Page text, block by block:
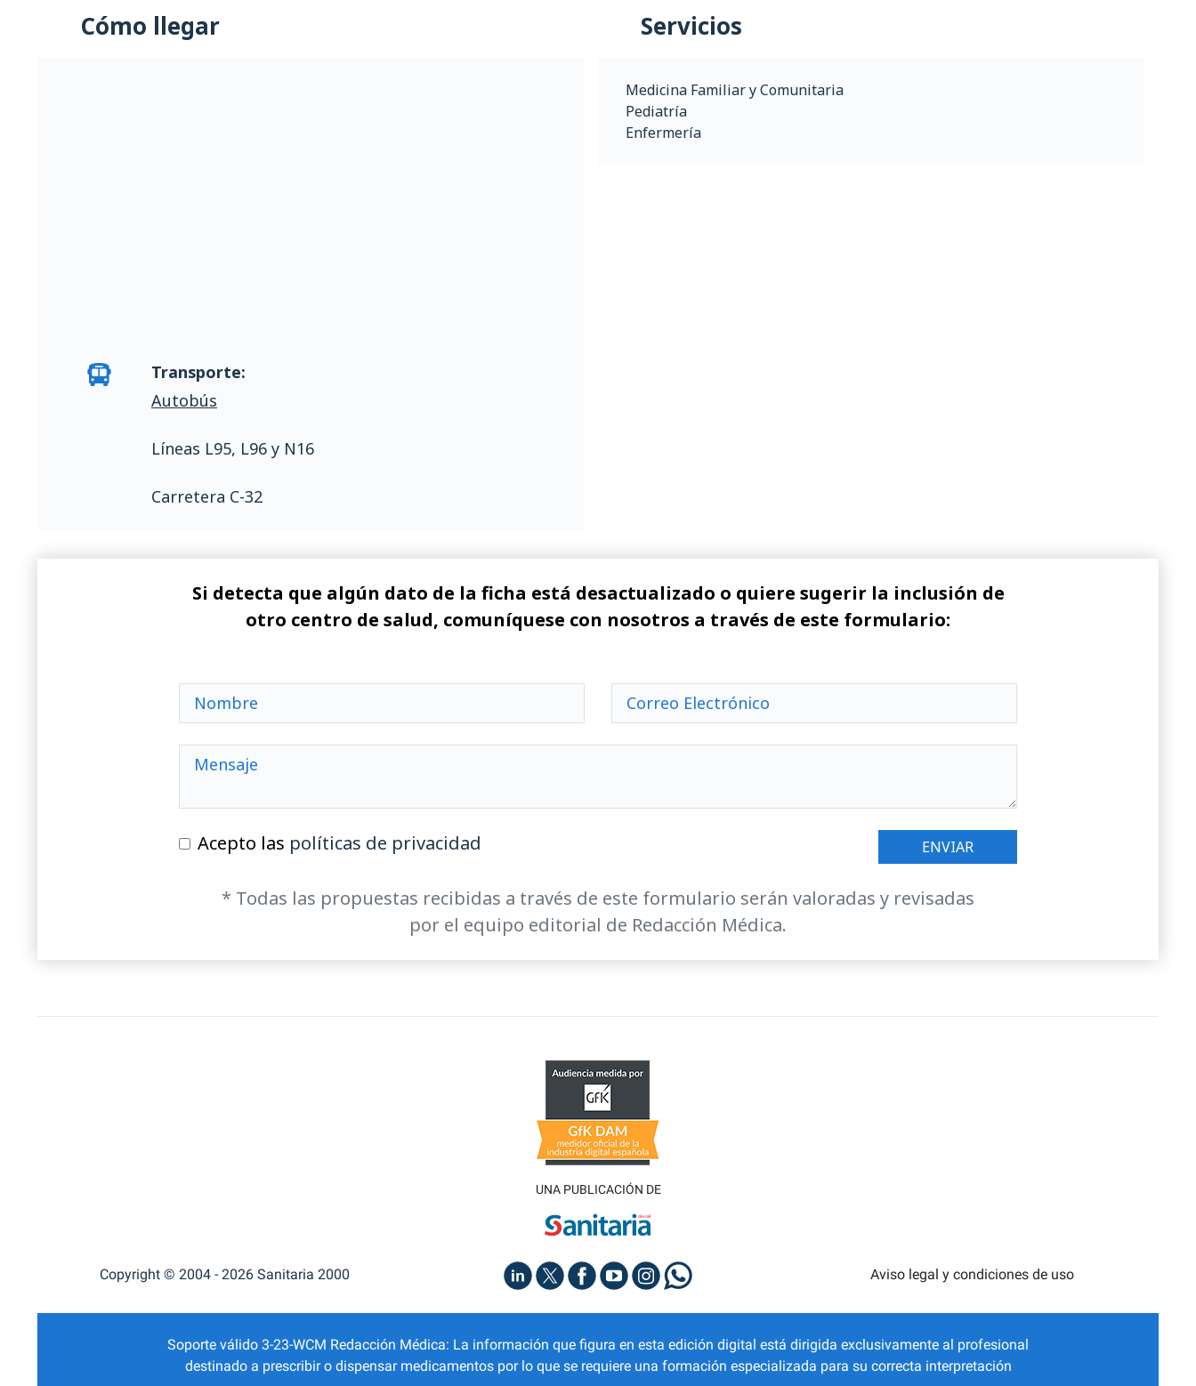
Cómo llegar
Transporte:
Autobús
Líneas L95, L96 y N16
Carretera C-32
Servicios
Medicina Familiar y Comunitaria
Pediatría
Enfermería
Si detecta que algún dato de la ficha está desactualizado o quiere sugerir la inclusión de
otro centro de salud, comuníquese con nosotros a través de este formulario:
Acepto las políticas de privacidad
* Todas las propuestas recibidas a través de este formulario serán valoradas y revisadas
por el equipo editorial de Redacción Médica.
UNA PUBLICACIÓN DE
Copyright © 2004 - 2026 Sanitaria 2000 Aviso legal y condiciones de uso
Soporte válido 3-23-WCM Redacción Médica: La información que figura en esta edición digital está dirigida exclusivamente al profesional
destinado a prescribir o dispensar medicamentos por lo que se requiere una formación especializada para su correcta interpretación